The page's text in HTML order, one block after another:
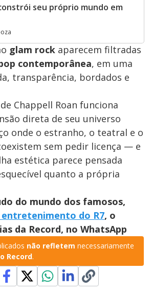
seu próprio mundo em
glam rock aparecem filtradas
contemporânea, em uma
transparência, bordados e
Chappell Roan funciona
direta de seu universo
onde o estranho, o teatral e o
sem pedir licença — e
estética parece pensada
quanto a própria
do mundo dos famosos,
entretenimento do R7, o
da Record, no WhatsApp
não refletem necessariamente
Record.